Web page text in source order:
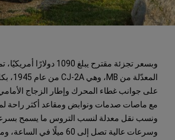
وبسعر تجزئة مقترح يبلغ 1090
على جوانب غطاء المحرك وإطار الزجاج
مع ماصات صدمات ونوابض ومقاعد أكثر راحة
ونسب نقل معدلة لنسب التروس ما يسمح
وسرعات عالية تصل إلى 60